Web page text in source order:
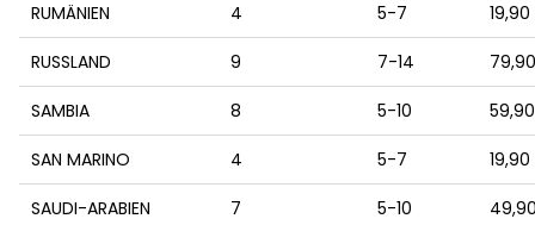
RUMÄNIEN 4 5-7
RUSSLAND 9 7-14
SAMBIA 8 5-10
SAN MARINO 4 5-7
SAUDI-ARABIEN 7 5-10